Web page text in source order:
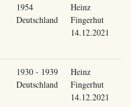
1954
Deutschland
Heinz
Fingerhut
14.12.2021
1930 - 1939
Deutschland
Heinz
Fingerhut
14.12.2021